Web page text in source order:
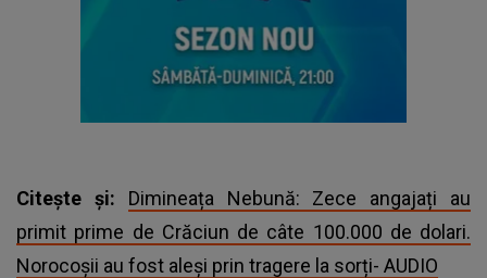
Citește și: Dimineața Nebună: Zece angajați au
primit prime de Crăciun de câte 100.000 de dolari.
Norocoșii au fost aleși prin tragere la sorți- AUDIO